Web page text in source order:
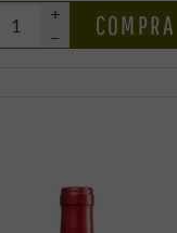
+
–
COMPRA